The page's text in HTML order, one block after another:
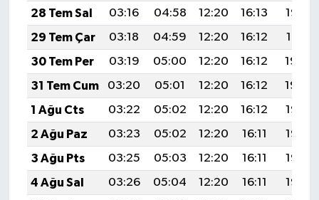
28 Tem Sal
03:16 04:58 12:20 16:13
19:32
29 Tem Çar
03:18 04:59 12:20 16:12
19:31
30 Tem Per
03:19 05:00 12:20 16:12
19:30
31 Tem Cum
03:20 05:01 12:20 16:12
19:29
1 Ağu Cts
03:22 05:02 12:20 16:12
19:28
2 Ağu Paz
03:23 05:02 12:20 16:11
19:27
3 Ağu Pts
03:25 05:03 12:20 16:11
19:26
4 Ağu Sal
03:26 05:04 12:20 16:11
19:25